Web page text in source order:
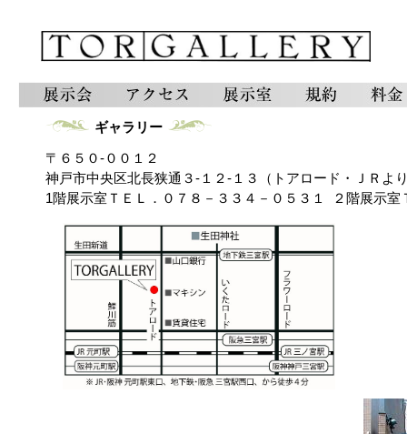
ギャラリー
〒６５０-００１２
神戸市中央区北長狭通３-１２-１３（トアロード・ＪＲよ
1階展示室ＴＥＬ．０７８－３３４－０５３１ ２階展示